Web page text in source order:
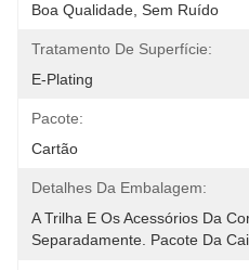
Boa Qualidade, Sem Ruído
Tratamento De Superfície:
E-Plating
Pacote:
Cartão
Detalhes Da Embalagem:
A Trilha E Os Acessórios Da
Separadamente. Pacote Da